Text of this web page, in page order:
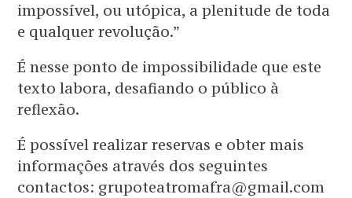
impossível, ou utópica, a plenitude de toda
e qualquer revolução.”
É nesse ponto de impossibilidade que este
texto labora, desafiando o público à
reflexão.
É possível realizar reservas e obter mais
informações através dos seguintes
contactos: grupoteatromafra@gmail.com